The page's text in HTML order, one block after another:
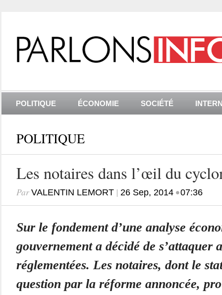
POLITIQUE ÉCONOMIE SOCIÉTÉ
POLITIQUE
Les notaires dans l’œil du
Par VALENTIN LEMORT| 26 Sep, 2014•07:36
Sur le fondement d’une analyse
gouvernement a décidé de s’attaquer
réglementées. Les notaires, dont le
question par la réforme annoncée,